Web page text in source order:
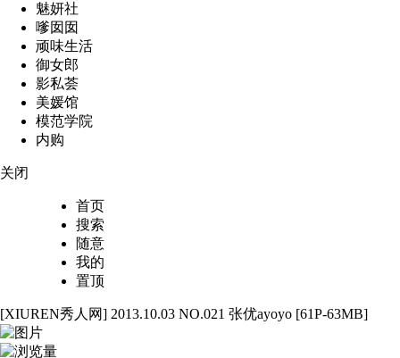
魅妍社
嗲囡囡
顽味生活
御女郎
影私荟
美媛馆
模范学院
内购
关闭
首页
搜索
随意
我的
置顶
[XIUREN秀人网] 2013.10.03 NO.021 张优ayoyo [61P-63MB]